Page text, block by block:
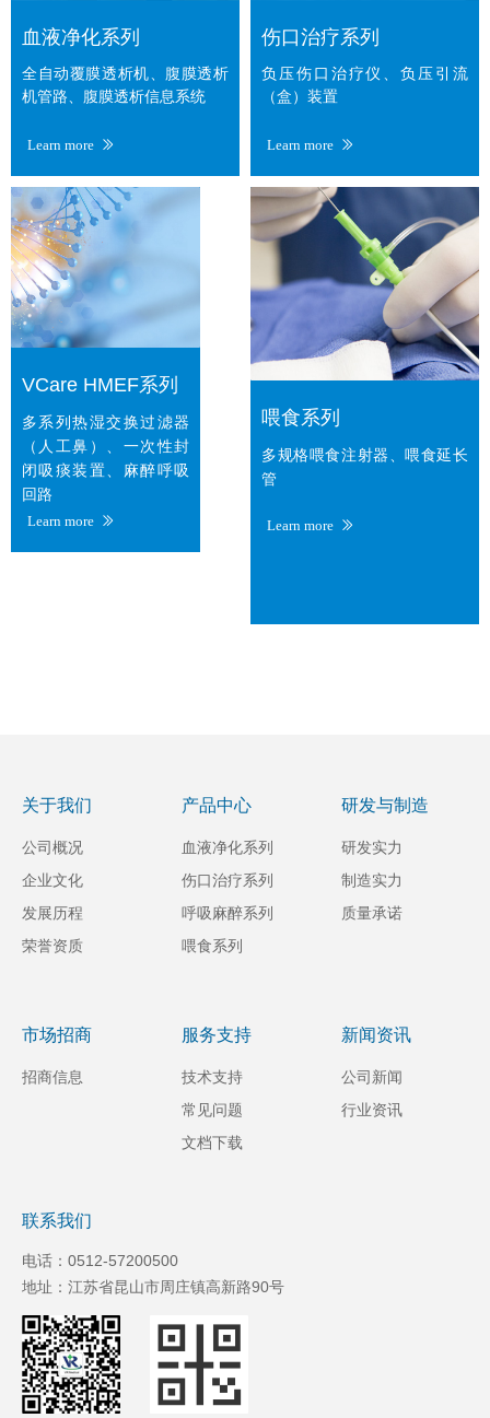
血液净化系列
全自动覆膜透析机、腹膜透析
机管路、腹膜透析信息系统
Learn more ꅀ
伤口治疗系列
负压伤口治疗仪、负压引流
（盒）装置
Learn more ꅀ
VCare HMEF系列
多系列热湿交换过滤器
（人工鼻）、一次性封
闭吸痰装置、麻醉呼吸
回路
Learn more ꅀ
喂食系列
多规格喂食注射器、喂食延长
管
Learn more ꅀ
关于我们
公司概况
企业文化
发展历程
荣誉资质
产品中心
血液净化系列
伤口治疗系列
呼吸麻醉系列
喂食系列
研发与制造
研发实力
制造实力
质量承诺
服务支持
技术支持
常见问题
文档下载
新闻资讯
公司新闻
行业资讯
市场招商
招商信息
联系我们
电话：0512-57200500
地址：江苏省昆山市周庄镇高新路90号